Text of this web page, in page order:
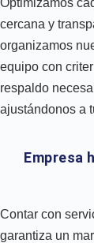
cercana y
organizamos
equipo con
respaldo
ajustándonos a
Empresa
Contar con
garantiza un